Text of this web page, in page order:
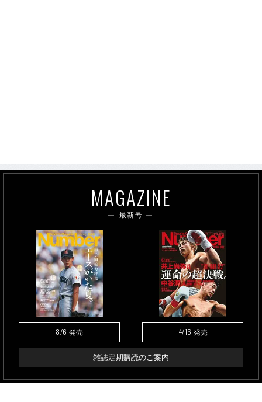
MAGAZINE
最新号
8/6 発売 4/16 発売
雑誌定期購読のご案内